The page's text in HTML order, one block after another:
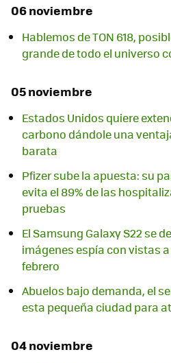
06 noviembre
Hablemos de TON 618,
grande de todo el universo
05 noviembre
Estados Unidos quiere
carbono dándole una
barata
Pfizer sube la apuesta: su
evita el 89% de las
pruebas
El Samsung Galaxy S22 se
imágenes espía con vistas
febrero
Abuelos bajo demanda, el
esta pequeña ciudad para
04 noviembre